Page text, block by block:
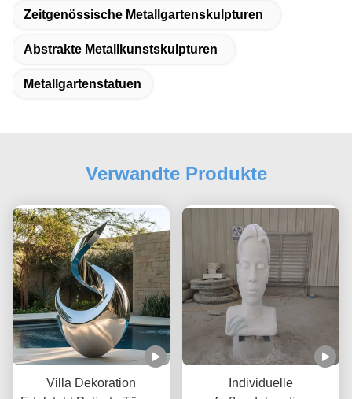
Zeitgenössische Metallgartenskulpturen
Abstrakte Metallkunstskulpturen
Metallgartenstatuen
Verwandte Produkte
Villa Dekoration
Individuelle